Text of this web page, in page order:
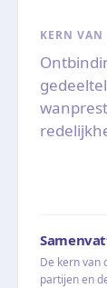
KERN VAN
De kern van
partijen en